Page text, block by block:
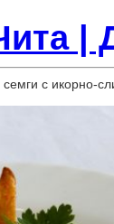
|
семги с икорно-